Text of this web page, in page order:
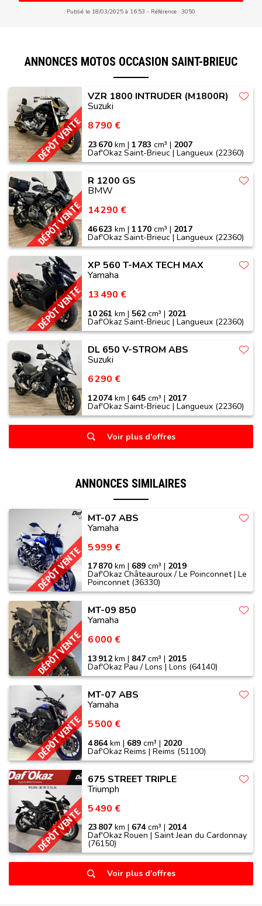
Publié le 18/03/2025 à 16:53 Référence : 3050
ANNONCES MOTOS OCCASION SAINT-BRIEUC
DÉPÔT VENTE
VZR 1800 INTRUDER (M1800R)
Suzuki
8 790 €
23 670 km | 1 783 cm³ | 2007
Daf'Okaz Saint-Brieuc | Langueux (22360)
DÉPÔT VENTE
R 1200 GS
BMW
14 290 €
46 623 km | 1 170 cm³ | 2017
Daf'Okaz Saint-Brieuc | Langueux (22360)
DÉPÔT VENTE
XP 560 T-MAX TECH MAX
Yamaha
13 490 €
10 261 km |562cm³ | 2021
Daf'Okaz Saint-Brieuc | Langueux (22360)
DL 650 V-STROM ABS
Suzuki
6 290 €
12 074km | 645 cm³ | 2017
Daf'Okaz Saint-Brieuc | Langueux (22360)
Voir plus d'offres
ANNONCES SIMILAIRES
DÉPÔT VENTE
MT-07 ABS
Yamaha
5 999 €
17 870 km | 689 cm³ | 2019
Daf'Okaz Châteauroux / Le Poinconnet | Le
Poinconnet (36330)
DÉPÔT VENTE
MT-09 850
Yamaha
6 000 €
13 912km | 847 cm³ | 2015
Daf'Okaz Pau / Lons | Lons (64140)
DÉPÔT VENTE
MT-07 ABS
Yamaha
5 500 €
4 864km | 689 cm³ | 2020
Daf'Okaz Reims | Reims (51100)
DÉPÔT VENTE
675 STREET TRIPLE
Triumph
5 490 €
23 807 km | 674cm³ | 2014
Daf'Okaz Rouen | Saint Jean du Cardonnay
(76150)
Voir plus d'offres